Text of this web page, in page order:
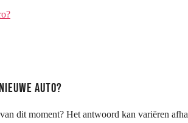
auto?
dit moment? Het antwoord kan variëren